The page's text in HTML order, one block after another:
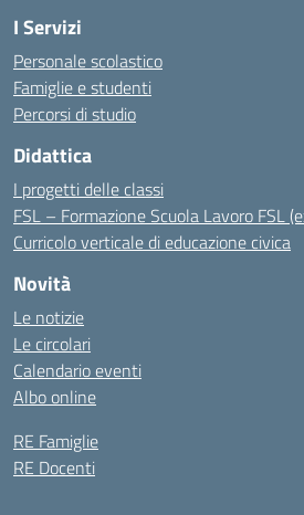
I Servizi
Personale scolastico
Famiglie e studenti
Percorsi di studio
Didattica
I progetti delle classi
FSL – Formazione Scuola Lavoro FSL
Curricolo verticale di educazione civica
Novità
Le notizie
Le circolari
Calendario eventi
Albo online
RE Famiglie
RE Docenti